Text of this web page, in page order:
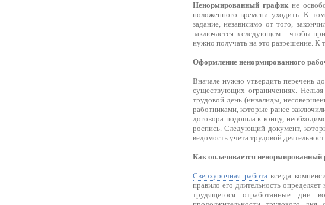
Ненормированный графикне
положенного времени уходить. К
задание, независимо от того,
заключается в следующем – чтобы
нужно получать на это разрешение. К
Оформление ненормированного
Вначале нужно утвердить перечень
существующих ограничениях.
трудовой день (инвалиды,
работниками, которые ранее
договора подошла к концу,
роспись. Следующий документ,
ведомость учета трудовой
Как оплачивается ненормированный
Сверхурочная работавсегда
правило его длительность
трудящегося отработанные дни